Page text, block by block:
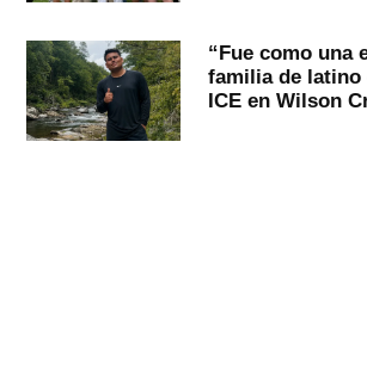
“Fue como una
familia de latino
ICE en Wilson